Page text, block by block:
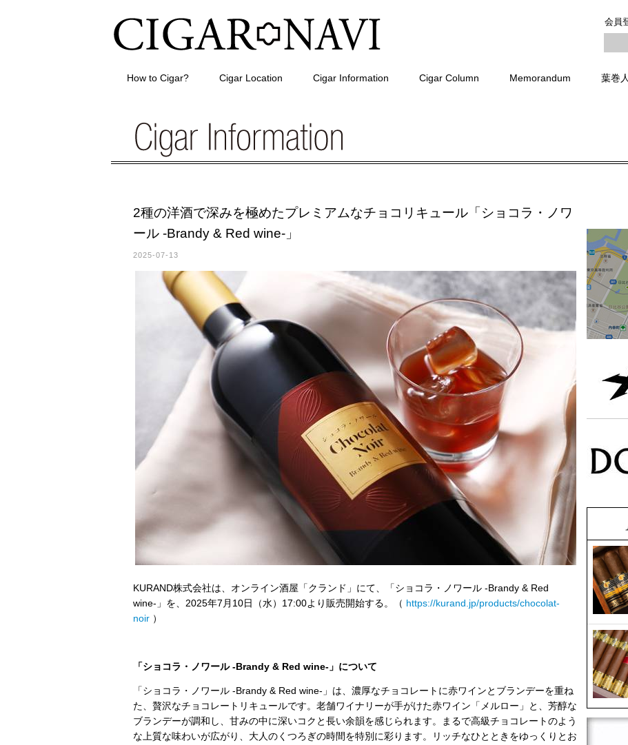
会員
How to Cigar? Cigar Location Cigar Information Cigar Column Memorandum 葉巻人
2種の洋酒で深みを極めたプレミアムなチョコリキュール「ショコラ・ノワ
ール -Brandy & Red wine-」
2025-07-13
KURAND株式会社は、オンライン酒屋「クランド」にて、「ショコラ・ノワール -Brandy & Red
wine-」を、2025年7月10日（水）17:00より販売開始する。（ https://kurand.jp/products/chocolat-
noir ）
「ショコラ・ノワール -Brandy & Red wine-」について
「ショコラ・ノワール -Brandy & Red wine-」は、濃厚なチョコレートに赤ワインとブランデーを重ね
た、贅沢なチョコレートリキュールです。老舗ワイナリーが手がけた赤ワイン「メルロー」と、芳醇な
ブランデーが調和し、甘みの中に深いコクと長い余韻を感じられます。まるで高級チョコレートのよう
な上質な味わいが広がり、大人のくつろぎの時間を特別に彩ります。リッチなひとときをゆっくりとお